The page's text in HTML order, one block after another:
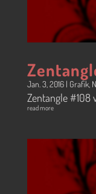
Jan. 3, 2016| Grafik,
Zentangle #108
read more